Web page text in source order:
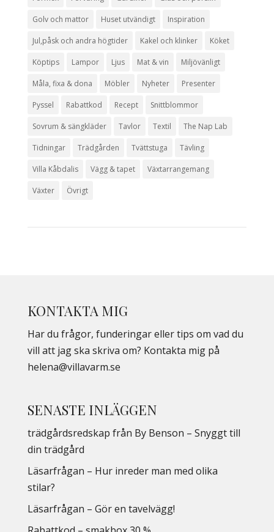
Golv och mattor Huset utvändigt Inspiration
Jul,påsk och andra högtider Kakel och klinker Köket
Köptips Lampor Ljus Mat & vin Miljövänligt
Måla, fixa & dona Möbler Nyheter Presenter
Pyssel Rabattkod Recept Snittblommor
Sovrum & sängkläder Tavlor Textil The Nap Lab
Tidningar Trädgården Tvättstuga Tävling
Villa Kåbdalis Vägg & tapet Växtarrangemang
Växter Övrigt
KONTAKTA MIG
Har du frågor, funderingar eller tips om vad du
vill att jag ska skriva om? Kontakta mig på
helena@villavarm.se
SENASTE INLÄGGEN
trädgårdsredskap från By Benson – Snyggt till
din trädgård
Läsarfrågan – Hur inreder man med olika
stilar?
Läsarfrågan – Gör en tavelvägg!